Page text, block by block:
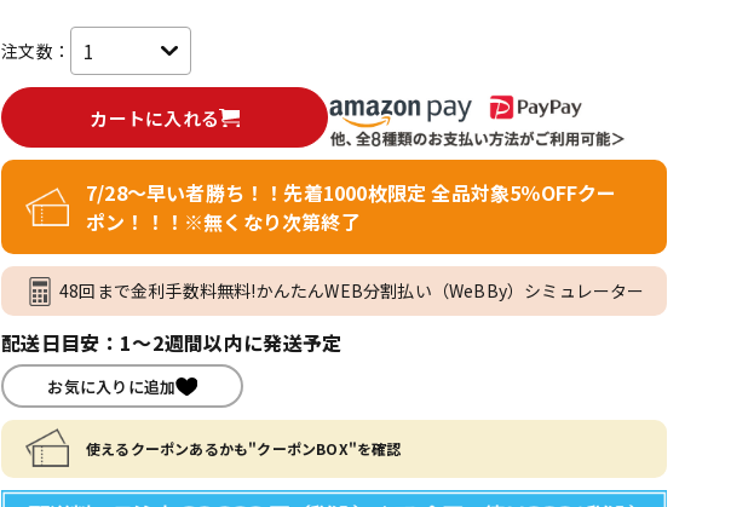
注文数：
カートに入れる
7/28～早い者勝ち！！先着1000枚限定 全品対象5％OFFクー
ポン！！！※無くなり次第終了
48回まで金利手数料無料!かんたんWEB分割払い（WeBBy）シミュレーター
配送日目安：1～2週間以内に発送予定
お気に入りに追加
使えるクーポンあるかも"クーポンBOX"を確認